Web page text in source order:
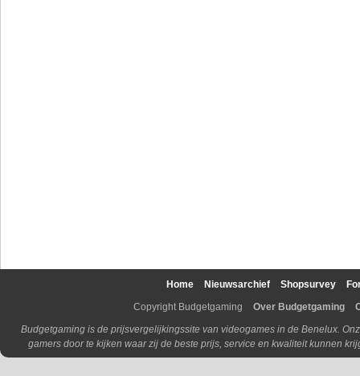
Home Nieuwsarchief Shopsurvey
Copyright Budgetgaming
Over Budgetgaming
Budgetgaming is de prijsvergelijkingssite van videogames in de Benelux.
gamers door te kijken waar zij de beste prijs, service en kwaliteit kunnen